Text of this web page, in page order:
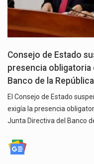
Consejo de Estado
presencia obligatoria
Banco de la República
El Consejo de Estado
exigía la presencia
Junta Directiva del Banco